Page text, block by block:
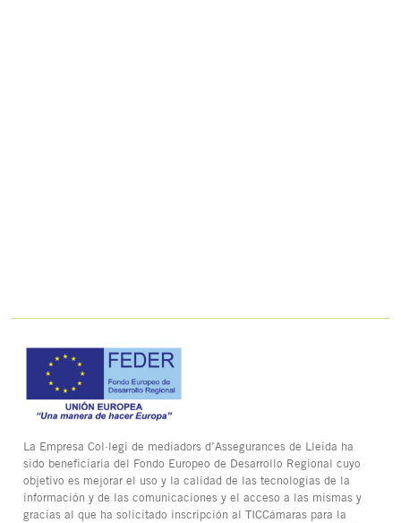
La Empresa Col·legi de mediadors d’Assegurances de Lleida ha
sido beneficiaria del Fondo Europeo de Desarrollo Regional cuyo
objetivo es mejorar el uso y la calidad de las tecnologías de la
información y de las comunicaciones y el acceso a las mismas y
gracias al que ha solicitado inscripción al TICCámaras para la